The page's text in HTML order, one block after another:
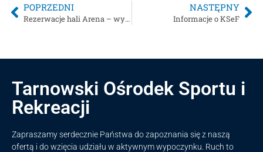
POPRZEDNI
Rezerwacje hali Arena – wydarzenia sportowe
NASTĘPNY
Informacje o KSeF
Tarnowski Ośrodek Sportu i
Rekreacji
Zapraszamy serdecznie Państwa do zapoznania się z naszą
ofertą i do wzięcia udziału w aktywnym wypoczynku. Ruch to